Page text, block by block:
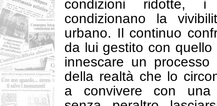
condizioni ridotte, i
condizionano la
urbano. Il continuo
da lui gestito con
innescare un
della realtà che lo
a convivere con una